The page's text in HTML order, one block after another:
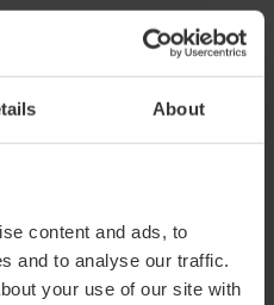
About
content and ads, to
and to analyse our traffic.
your use of our site with
15:00h) y lunes, 20.30h